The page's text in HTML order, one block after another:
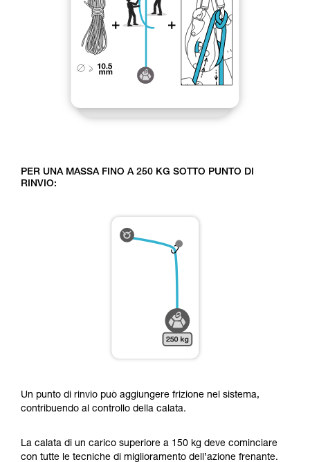
PER UNA MASSA FINO A 250 KG SOTTO PUNTO DI
RINVIO:
Un punto di rinvio può aggiungere frizione nel sistema,
contribuendo al controllo della calata.
La calata di un carico superiore a 150 kg deve cominciare
con tutte le tecniche di miglioramento dell’azione frenante.